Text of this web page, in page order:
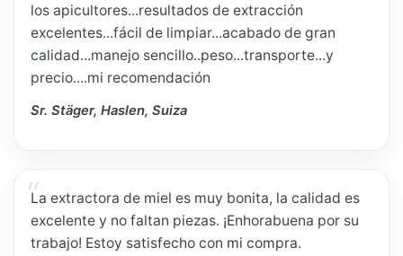
los apicultores...resultados de extracción
excelentes...fácil de limpiar...acabado de gran
calidad...manejo sencillo..peso...transporte...y
precio....mi recomendación
Sr. Stäger, Haslen, Suiza
La extractora de miel es muy bonita, la calidad es
excelente y no faltan piezas. ¡Enhorabuena por su
trabajo! Estoy satisfecho con mi compra.